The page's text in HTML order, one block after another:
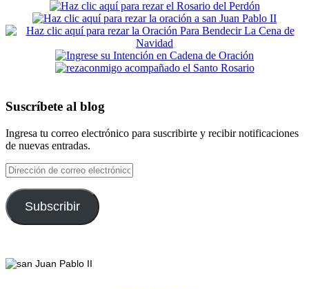
Suscríbete al blog
Ingresa tu correo electrónico para suscribirte y recibir notificaciones
de nuevas entradas.
Dirección
de
correo
electrónico
Subscribir